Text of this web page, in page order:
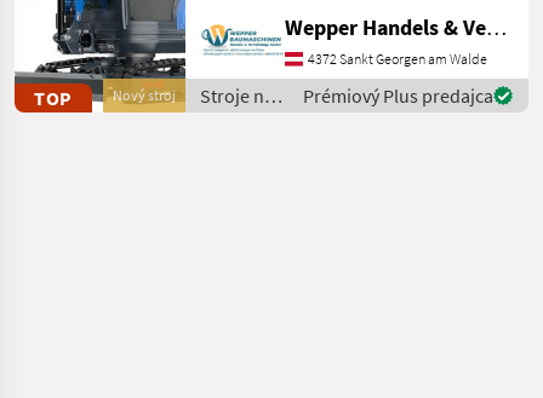
TOP Nový stroj
leistungsstarke und
kompakte Maschine für
professionelle Einsätze im
Baugewerbe, in der
Wepper Handels & Vermietungs GmbH
4372 Sankt Georgen am Walde
Stroje na
stavbu /
Prémiový Plus predajca